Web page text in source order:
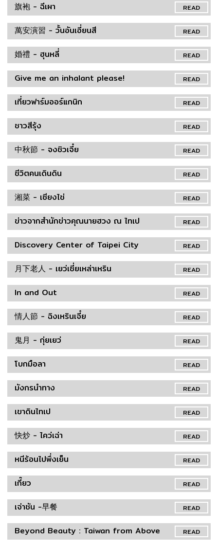
READ
旗袍 - ฉีเผา
READ
萬安演習 - วั้นอันเอี่ยนสี
READ
婚禮 - ฮุนหลี่
READ
Give me an inhalant please!
READ
เที่ยวฟาร์มออร์แกนิก
READ
ชาวสีรุ้ง
READ
中秋節 - จงชิวเจี๋ย
READ
ชีวิตคนเดินดิน
READ
湘菜 - เซียงไช่
READ
ข่าวจากสำนักข่าวคุณนายฮวง ณ ไทเป
READ
Discovery Center of Taipei City
READ
月下老人 - เยว่เซี่ยเหล่าเหริน
READ
In and Out
READ
情人節 - ฉิงเหรินเจี๋ย
READ
鬼月 - กุ่ยเยว่
READ
โบกมือลา
READ
มังกรนำทาง
READ
เขาดินไทเป
READ
快炒 - ไคว่เฉ่า
READ
หนีร้อนไปพึ่งเย็น
READ
เกี๊ยว
READ
เจ่าชัน -早餐
READ
Beyond Beauty : Taiwan from Above